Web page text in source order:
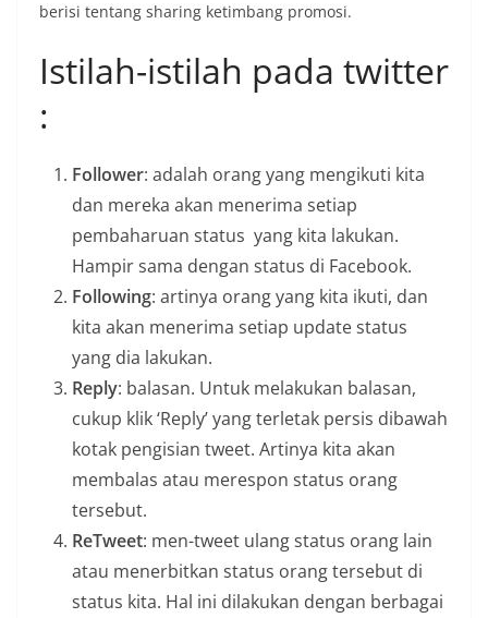
berisi tentang sharing ketimbang promosi.
Istilah-istilah pada twitter
:
Follower: adalah orang yang mengikuti kita
dan mereka akan menerima setiap
pembaharuan status yang kita lakukan.
Hampir sama dengan status di Facebook.
Following: artinya orang yang kita ikuti, dan
kita akan menerima setiap update status
yang dia lakukan.
Reply: balasan. Untuk melakukan balasan,
cukup klik ‘Reply’ yang terletak persis dibawah
kotak pengisian tweet. Artinya kita akan
membalas atau merespon status orang
tersebut.
ReTweet: men-tweet ulang status orang lain
atau menerbitkan status orang tersebut di
status kita. Hal ini dilakukan dengan berbagai